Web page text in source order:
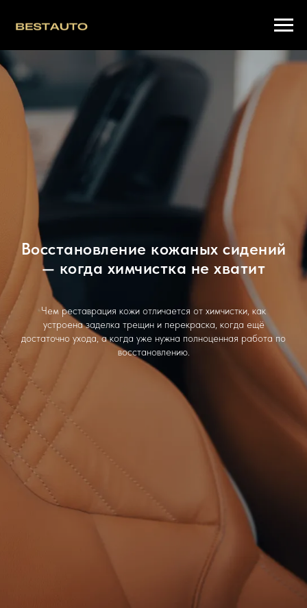
Восстановление кожаных сидений
— когда химчистка не хватит
Чем реставрация кожи отличается от химчистки, как
устроена заделка трещин и перекраска, когда ещё
достаточно ухода, а когда уже нужна полноценная работа по
восстановлению.